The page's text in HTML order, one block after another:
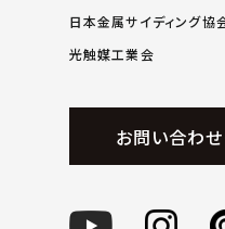
日本金属サイディング協
光触媒工業会
お問い合わせ